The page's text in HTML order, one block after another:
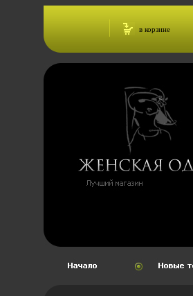
в корзине